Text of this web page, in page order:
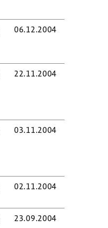
06.12.2004
22.11.2004
03.11.2004
02.11.2004
23.09.2004